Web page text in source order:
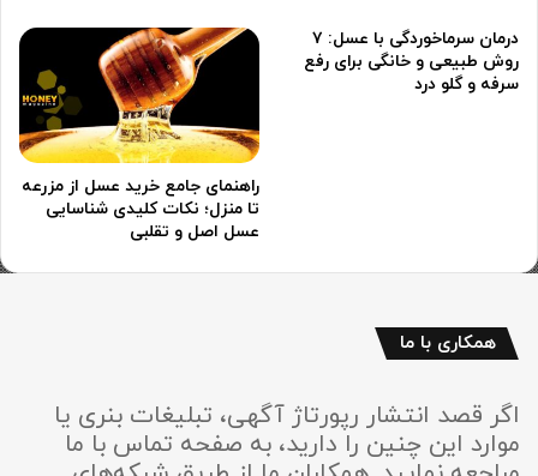
درمان سرماخوردگی با عسل: ۷
روش طبیعی و خانگی برای رفع
سرفه و گلو درد
راهنمای جامع خرید عسل از مزرعه
تا منزل؛ نکات کلیدی شناسایی
عسل اصل و تقلبی
همکاری با ما
اگر قصد انتشار رپورتاژ آگهی، تبلیغات بنری یا
موارد این چنین را دارید، به صفحه تماس با ما